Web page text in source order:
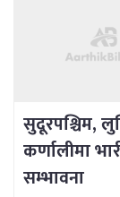
सुदूरपश्चिम,
कर्णालीमा
सम्भावना